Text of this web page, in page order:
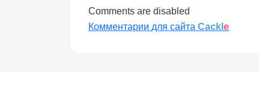
Comments are disabled
Комментарии для сайта Cackl e